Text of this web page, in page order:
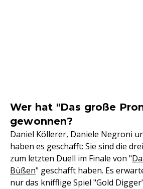
Wer hat "Das große
gewonnen?
Daniel Köllerer, Daniele Negroni
haben es geschafft: Sie sind die
zum letzten Duell im Finale von "
Büßen" geschafft haben. Es
nur das knifflige Spiel "Gold